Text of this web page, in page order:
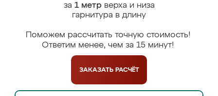
за 1 метрверха и низа
гарнитура в длину
Поможем рассчитать точную стоимость!
Ответим менее, чем за 15 минут!
ЗАКАЗАТЬ РАСЧЁТ